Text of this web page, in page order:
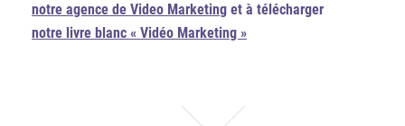
notre agence de Video Marketing et à télécharger
notre livre blanc « Vidéo Marketing »